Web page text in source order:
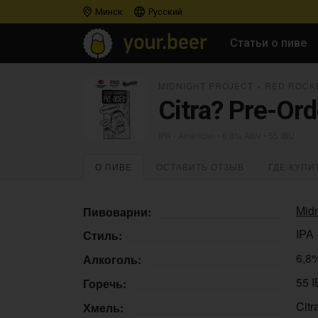
Минск Русский
Статьи о пиве
Citra? Pre-
О ПИВЕ
Пивоварни:
Стиль:
IPA
Алкоголь:
Горечь:
55
Хмель: